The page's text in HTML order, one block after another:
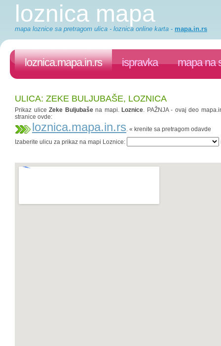
loznica mapa
mapa loznice sa pretragom ulica - loznica online karta - mapa.in.rs
loznica.mapa.in.rs ispravka mapa na
ULICA: ZEKE BULJUBAŠE, LOZNICA
Prikaz uliceZeke Buljubašena mapi. Loznice. PAŽNJA - ovaj deo
stranice ovde:
loznica.mapa.in.rs. « krenite sa pretragom odavde
Izaberite ulicu za prikaz na mapi Loznice: